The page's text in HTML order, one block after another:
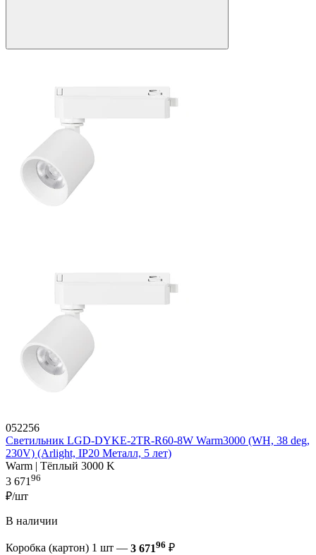
052256
Светильник LGD-DYKE-2TR-R60-8W Warm3000 (WH, 38 deg,
230V) (Arlight, IP20 Металл, 5 лет)
Warm | Тёплый 3000 K
3 67196
₽/шт
В наличии
Коробка (картон) 1 шт — 3 67196 ₽